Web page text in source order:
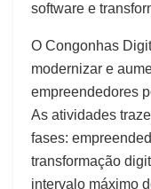
software e
O Congonhas
modernizar e
empreendedores
As atividades
fases:
transformação
intervalo máximo